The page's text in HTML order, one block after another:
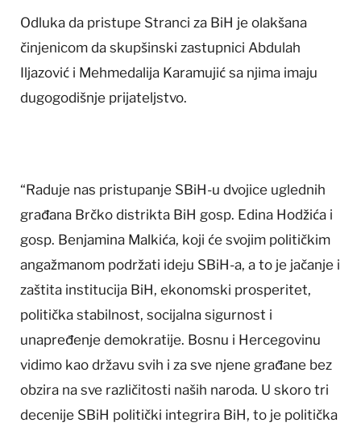
Odluka da pristupe Stranci za BiH je olakšana
činjenicom da skupšinski zastupnici Abdulah
Iljazović i Mehmedalija Karamujić sa njima imaju
dugogodišnje prijateljstvo.
“Raduje nas pristupanje SBiH-u dvojice uglednih
građana Brčko distrikta BiH gosp. Edina Hodžića i
gosp. Benjamina Malkića, koji će svojim političkim
angažmanom podržati ideju SBiH-a, a to je jačanje i
zaštita institucija BiH, ekonomski prosperitet,
politička stabilnost, socijalna sigurnost i
unapređenje demokratije. Bosnu i Hercegovinu
vidimo kao državu svih i za sve njene građane bez
obzira na sve različitosti naših naroda. U skoro tri
decenije SBiH politički integrira BiH, to je politička